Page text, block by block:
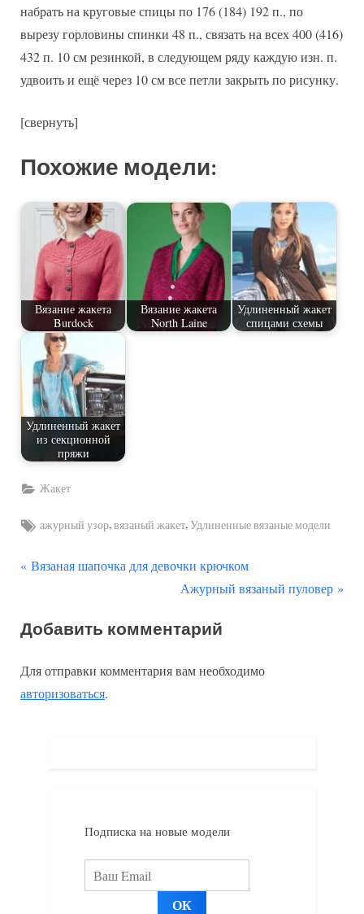
набрать на круговые спицы по 176 (184) 192 п., по
вырезу горловины спинки 48 п., связать на всех 400 (416)
432 п. 10 см резинкой, в следующем ряду каждую изн. п.
удвоить и ещё через 10 см все петли закрыть по рисунку.
[свернуть]
Похожие модели:
Вязание жакета
Burdock
Вязание жакета
North Laine
Удлиненный жакет
спицами схемы
Удлиненный жакет
из секционной
пряжи
Жакет
Tags:
ажурный узор,вязаный жакет,Удлиненные вязаные модели
Навигация
записям
П
д
д
у
Вязаная шапочка для девочки крючком
С
е
у
п
и
ь
Ажурный вязаный пуловер
Добавить комментарий
Для отправки комментария вам необходимо
авторизоваться.
Подписка на новые модели